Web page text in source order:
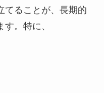
てることが、長期的
。特に、